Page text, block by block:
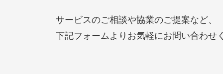
サービスのご相談や協業のご提案など、
下記フォームよりお気軽にお問い合わせ